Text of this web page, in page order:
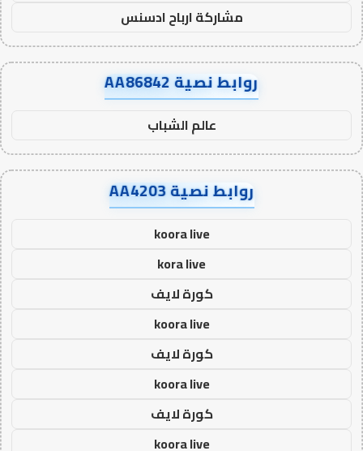
مشاركة ارباح ادسنس
روابط نصية AA86842
عالم الشباب
روابط نصية AA4203
koora live
kora live
كورة لايف
koora live
كورة لايف
koora live
كورة لايف
koora live